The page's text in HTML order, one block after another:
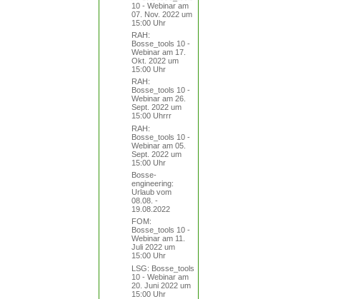
10 - Webinar am
07. Nov. 2022 um
15:00 Uhr
RAH:
Bosse_tools 10 -
Webinar am 17.
Okt. 2022 um
15:00 Uhr
RAH:
Bosse_tools 10 -
Webinar am 26.
Sept. 2022 um
15:00 Uhrrr
RAH:
Bosse_tools 10 -
Webinar am 05.
Sept. 2022 um
15:00 Uhr
Bosse-
engineering:
Urlaub vom
08.08. -
19.08.2022
FOM:
Bosse_tools 10 -
Webinar am 11.
Juli 2022 um
15:00 Uhr
LSG: Bosse_tools
10 - Webinar am
20. Juni 2022 um
15:00 Uhr